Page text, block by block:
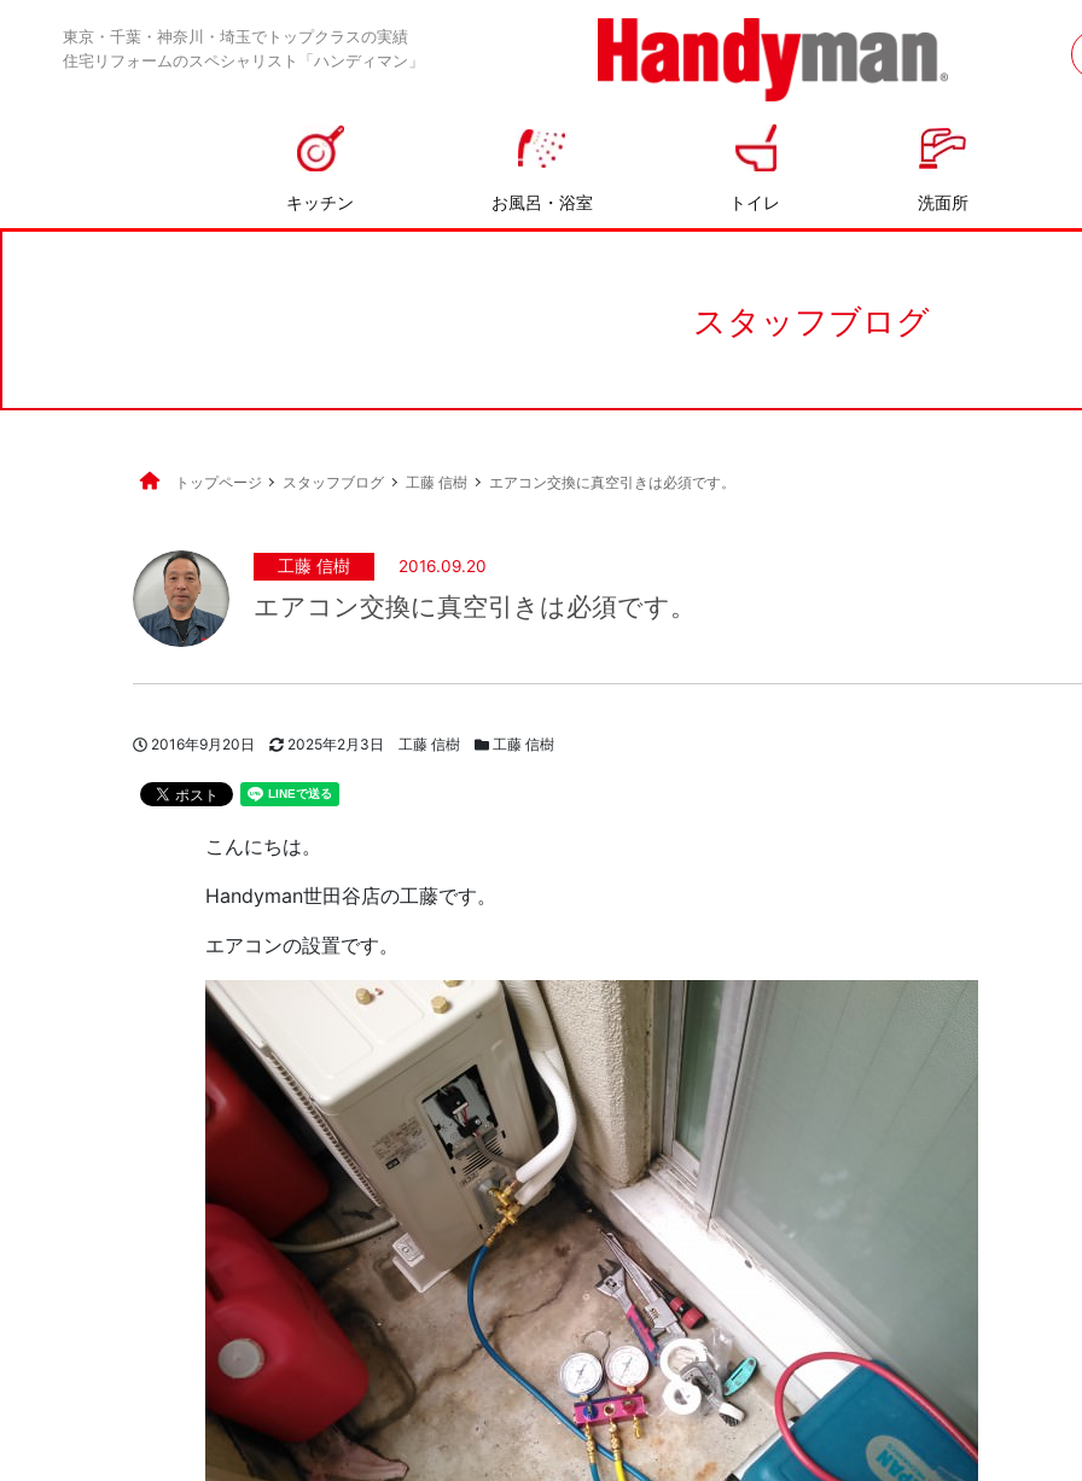
東京・千葉・神奈川・埼玉でトップクラスの実績
住宅リフォームのスペシャリスト「ハンディマン」
お風呂やキッチンのリフォームならハン
キッチン お風呂・浴室 トイレ 洗面所
スタッフブログ
トップページ スタッフブログ 工藤 信樹 エアコン交換に真空引きは必須です。
工藤 信樹 2016.09.20
エアコン交換に真空引きは必須です。
投稿日
2016年9月20日 更新日
2025年2月3日 著者
工藤 信樹 スタッフブログカテゴリー
工藤 信樹
こんにちは。
Handyman世田谷店の工藤です。
エアコンの設置です。